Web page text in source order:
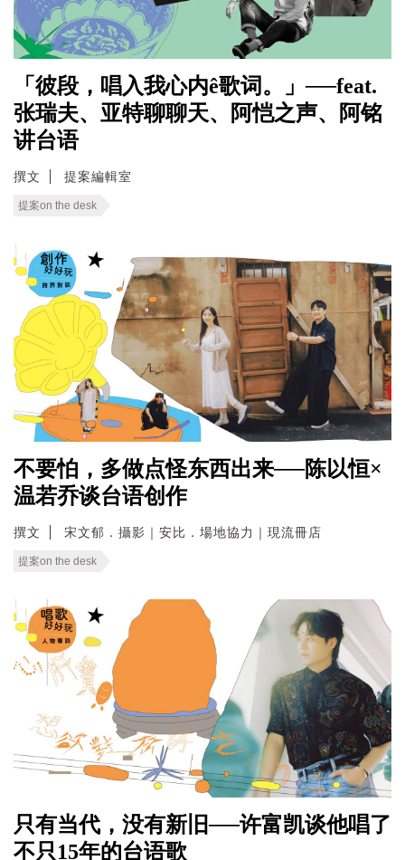
「彼段，唱入我心内ê歌词。」──feat.
张瑞夫、亚特聊聊天、阿恺之声、阿铭
讲台语
撰文 提案編輯室
提案on the desk
不要怕，多做点怪东西出来──陈以恒×
温若乔谈台语创作
撰文 宋文郁．攝影｜安比．場地協力｜現流冊店
提案on the desk
只有当代，没有新旧──许富凯谈他唱了
不只15年的台语歌